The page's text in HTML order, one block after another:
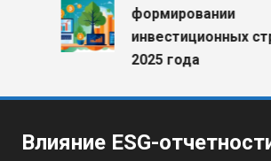
формировании
инвестиционных
2025 года
Влияние ESG-